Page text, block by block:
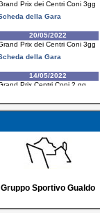
Gruppo Sportivo Gualdo